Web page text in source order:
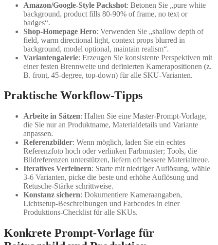
Amazon/Google-Style Packshot: Betonen Sie „pure white
background, product fills 80-90% of frame, no text or
badges“.
Shop-Homepage Hero: Verwenden Sie „shallow depth of
field, warm directional light, context props blurred in
background, model optional, maintain realism“.
Variantengalerie: Erzeugen Sie konsistente Perspektiven mit
einer festen Brennweite und definierten Kamerapositionen (z.
B. front, 45-degree, top-down) für alle SKU-Varianten.
Praktische Workflow-Tipps
Arbeite in Sätzen: Halten Sie eine Master-Prompt-Vorlage,
die Sie nur an Produktname, Materialdetails und Variante
anpassen.
Referenzbilder: Wenn möglich, laden Sie ein echtes
Referenzfoto hoch oder verlinken Farbmuster; Tools, die
Bildreferenzen unterstützen, liefern oft bessere Materialtreue.
Iteratives Verfeinern: Starte mit niedriger Auflösung, wähle
3-6 Varianten, picke die beste und erhöhe Auflösung und
Retusche-Stärke schrittweise.
Konstanz sichern: Dokumentiere Kameraangaben,
Lichtsetup-Beschreibungen und Farbcodes in einer
Produktions-Checklist für alle SKUs.
Konkrete Prompt-Vorlage für